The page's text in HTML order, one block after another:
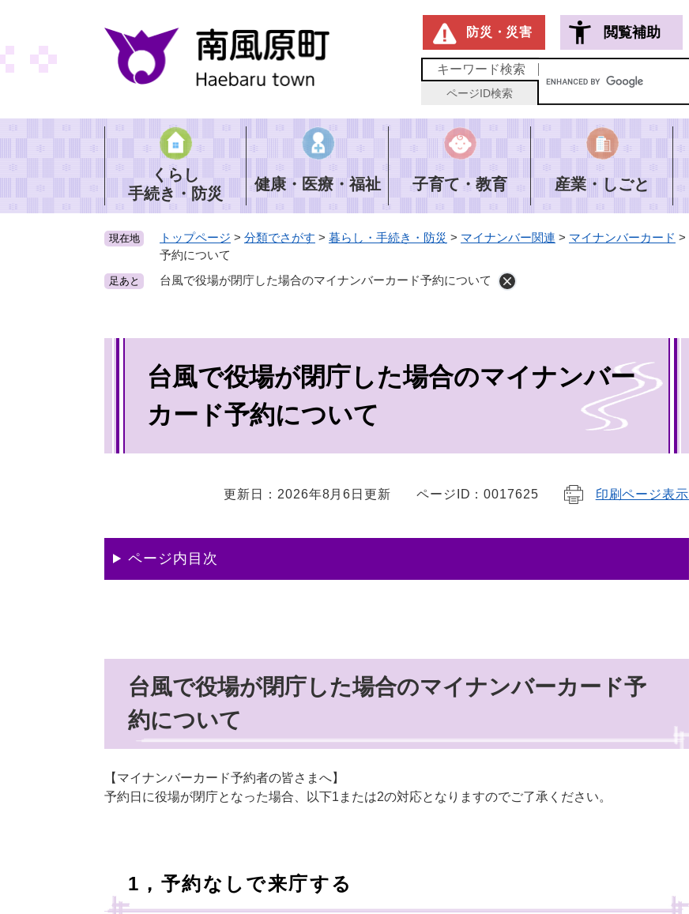
ジ
の
で
す
。
防災・災害 閲覧補助
キーワード検索
ページID検索
くらし
手続き・防災
健康・医療・福祉 子育て・教育 産業・しごと
現在地 トップページ > 分類でさがす > 暮らし・手続き・防災 > マイナンバー関連 > マイナンバーカード >
予約について
足あと 台風で役場が閉庁した場合のマイナンバーカード予約について
台風で役場が閉庁した場合のマイナンバー
カード予約について
更新日：2026年8月6日更新 ページID：0017625 印刷ページ表示
ページ内目次
台風で役場が閉庁した場合のマイナンバーカード予
約について
【マイナンバーカード予約者の皆さまへ】
予約日に役場が閉庁となった場合、以下1または2の対応となりますのでご了承ください。
1，予約なしで来庁する